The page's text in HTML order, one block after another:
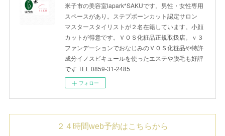
米子市の美容室lapark*SAKUです。男性・女性専用
スペースがあり。ステプボーンカット認定サロン
マスタースタイリストが２名在籍しています。小顔
カットが得意です。ＶＯＳ化粧品正規取扱店。ｖ３
ファンデーションでおなじみのＶＯＳ化粧品や特許
成分イノスピキュールを使ったエステや脱毛も好評
です TEL 0859-31-2485
フォロー
２４時間web予約はこちらから